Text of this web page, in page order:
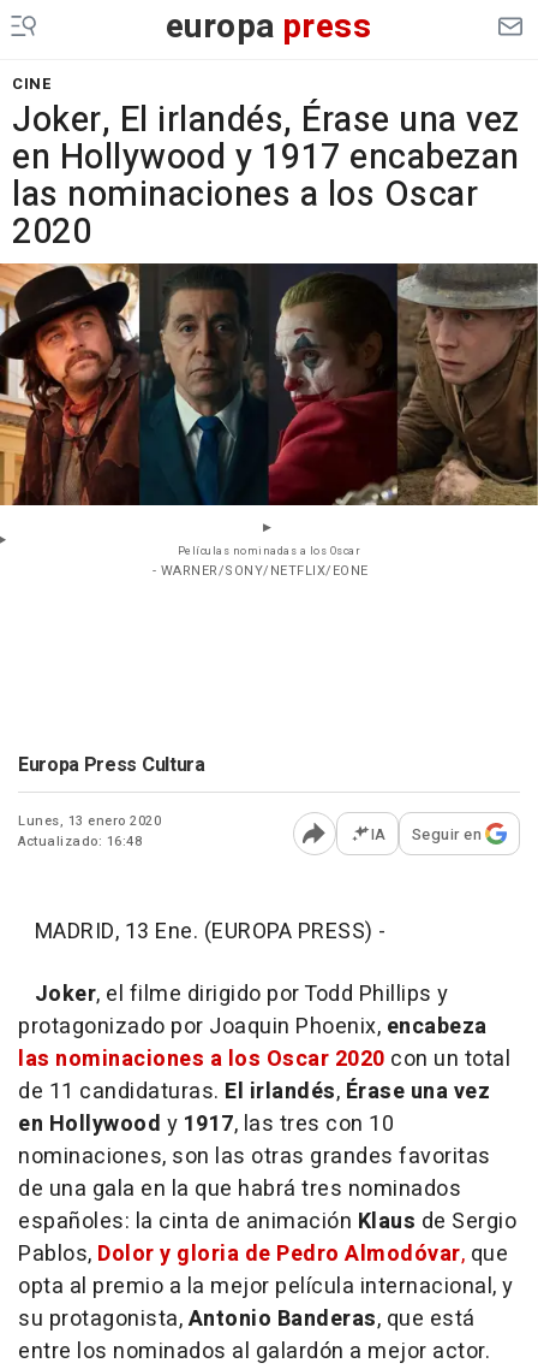
europa press
CINE
Joker, El irlandés, Érase una vez
en Hollywood y 1917 encabezan
las nominaciones a los Oscar
2020
Películas nominadas a los Oscar
- WARNER/SONY/NETFLIX/EONE
Europa Press Cultura
Lunes, 13 enero 2020
Actualizado: 16:48
Abrir opciones para
IA Seguir en
MADRID, 13 Ene. (EUROPA PRESS) -
Joker, el filme dirigido por Todd Phillips y
protagonizado por Joaquin Phoenix, encabeza
las nominaciones a los Oscar 2020 con un total
de 11 candidaturas. El irlandés, Érase una vez
en Hollywood y 1917, las tres con 10
nominaciones, son las otras grandes favoritas
de una gala en la que habrá tres nominados
españoles: la cinta de animación Klaus de Sergio
Pablos, Dolor y gloria de Pedro Almodóvar, que
opta al premio a la mejor película internacional, y
su protagonista,Antonio Banderas, que está
entre los nominados al galardón a mejor actor.